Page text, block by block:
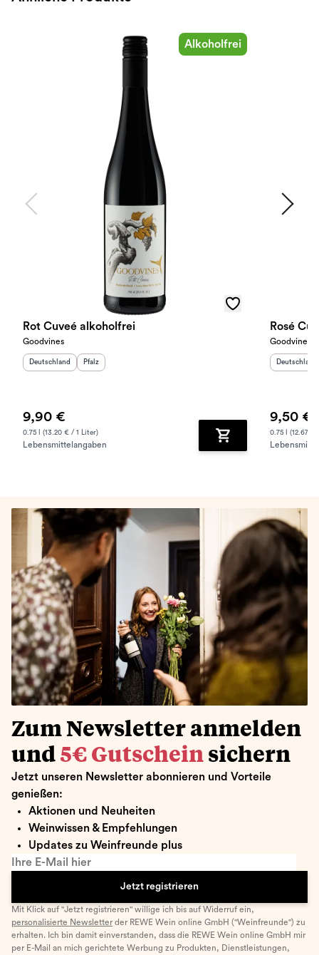
Alkoholfrei
Rot Cuveé alkoholfrei
Goodvines
Herkunftsland
Deutschland Herkunftsregion
Pfalz
9,90 €
0.75 l (13.20 € / 1 Liter)
Lebensmittelangaben Zum Warenkorb
Rosé
Goodvines
Deutschland
9,50 €
0.75 l (12.67 €
Zum Newsletter anmelden
und 5€ Gutschein sichern
Jetzt unseren Newsletter abonnieren und Vorteile
genießen:
Aktionen und Neuheiten
Weinwissen & Empfehlungen
Updates zu Weinfreunde plus
Ihre E-Mail hier
Jetzt registrieren
Mit Klick auf "Jetzt registrieren" willige ich bis auf Widerruf ein,
personalisierte Newsletter der REWE Wein online GmbH ("Weinfreunde") zu
erhalten. Ich bin damit einverstanden, dass die REWE Wein online GmbH mir
per E-Mail an mich gerichtete Werbung zu Produkten, Dienstleistungen,